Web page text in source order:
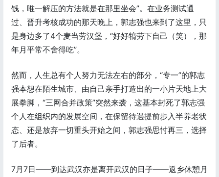
钱，唯一解压的方法就是在那里坐会”。在业务测试通
过、晋升考核成功的那天晚上，郭志强也来到了这里，只
是身边多了4个麦当劳汉堡，“好好犒劳下自己（笑），那
年月平常不舍得吃”。
然而，人生总有个人努力无法左右的部分，“专一”的郭志
强本想在陌生城市、由自己亲手打造出的一小片天地上大
展拳脚，“三网合并政策”突然来袭，这基本封死了郭志强
个人在组织内的发展空间，在保留待遇提前步入半养老状
态、还是放弃一切重头开始之间，郭志强思忖再三，选择
了后者。
7月7日——到达武汉亦是离开武汉的日子——返乡休憩月